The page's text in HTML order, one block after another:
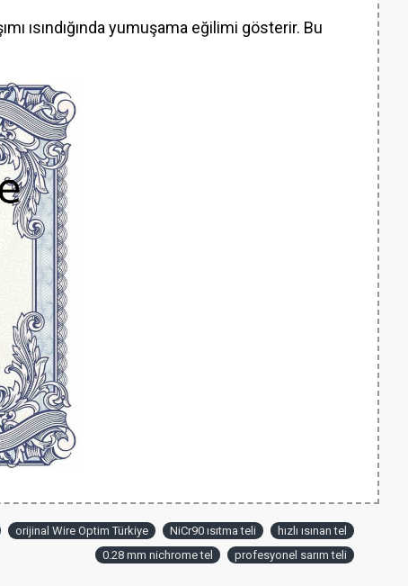
ısındığında yumuşama eğilimi gösterir. Bu
orijinal Wire Optim Türkiye NiCr90 ısıtma teli
hızlı ısınan tel
0.28 mm nichrome tel
profesyonel sarım teli